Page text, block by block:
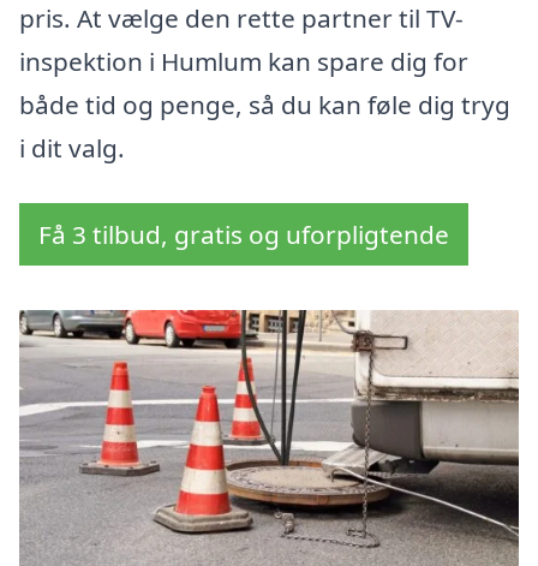
pris. At vælge den rette partner til TV-
inspektion i Humlum kan spare dig for
både tid og penge, så du kan føle dig tryg
i dit valg.
Få 3 tilbud, gratis og uforpligtende